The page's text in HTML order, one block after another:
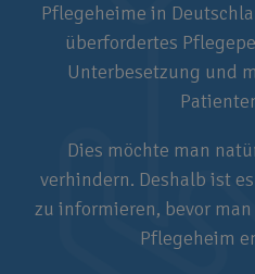
Pflegeheime in
überfordertes
Unterbesetzung und
Dies möchte man
verhindern. Deshalb ist
zu informieren, bevor
Pflegeheim